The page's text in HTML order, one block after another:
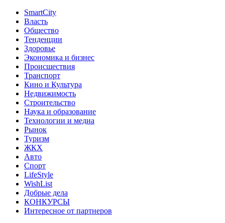
SmartCity
Власть
Общество
Тенденции
Здоровье
Экономика и бизнес
Происшествия
Транспорт
Кино и Культура
Недвижимость
Строительство
Наука и образование
Технологии и медиа
Рынок
Туризм
ЖКХ
Авто
Спорт
LifeStyle
WishList
Добрые дела
КОНКУРСЫ
Интересное от партнеров